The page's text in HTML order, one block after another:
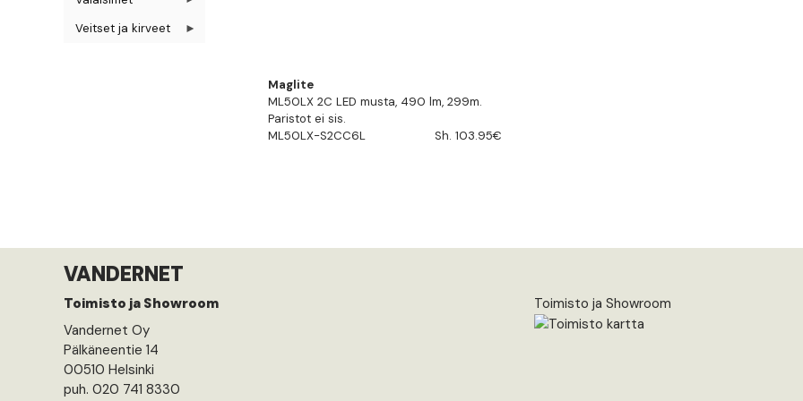
Maglite
ML50LX 2C LED musta, 490 lm, 299m.
Paristot ei sis.
ML50LX-S2CC6L
Sh. 103.95€
Veitset ja kirveet
VANDERNET
Toimisto ja Showroom
Vandernet Oy
Pälkäneentie 14
00510 Helsinki
puh. 020 741 8330
Toimisto ja Showroom